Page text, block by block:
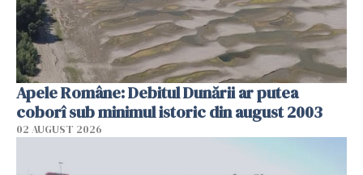
Apele Române: Debitul Dunării ar putea
coborî sub minimul istoric din august 2003
02 AUGUST 2026